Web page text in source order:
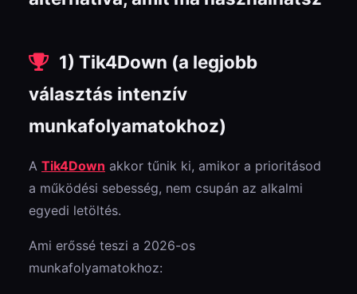
1) Tik4Down (a legjobb
választás intenzív
munkafolyamatokhoz)
A Tik4Down akkor tűnik ki, amikor a prioritásod
a működési sebesség, nem csupán az alkalmi
egyedi letöltés.
Ami erőssé teszi a 2026-os
munkafolyamatokhoz: